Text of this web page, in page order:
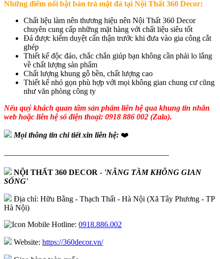
Những điểm nổi bật bàn trà mặt đá tại Nội Thất 360 Decor:
Chất liệu làm nên thương hiệu nên Nội Thất 360 Decor
chuyên cung cấp những mặt hàng với chất liệu siêu tốt
Đá được kiểm duyệt cẩn thận trước khi đưa vào gia công cắt
ghép
Thiết kế độc đáo, chắc chắn giúp bạn không cần phải lo lắng
về chất lượng sản phẩm
Chất lượng khung gỗ bền, chất lượng cao
Thiết kế nhỏ gọn phù hợp với mọi không gian chung cư cũng
như văn phòng công ty
Nếu quý khách quan tâm sản phẩm liên hệ qua khung tin nhắn
web hoặc liên hệ số điện thoại: 0918 886 002 (Zalo).
Mọi thông tin chi tiết xin liên hệ: ❤️
—————————————————————
NỘI THẤT 360 DECOR - 'NÂNG TẦM KHÔNG GIAN
SỐNG'
Địa chỉ: Hữu Bằng - Thạch Thất - Hà Nội (Xã Tây Phương - TP
Hà Nội)
Hotline: 0918.886.002
Website: https://360decor.vn/